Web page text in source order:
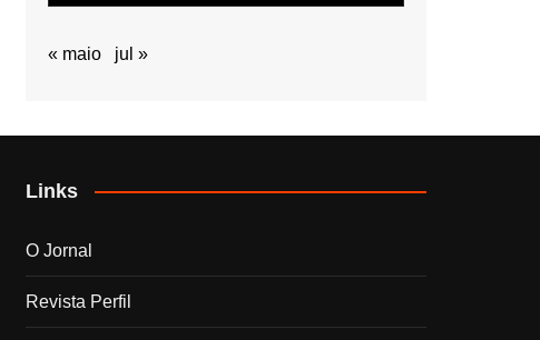
« maio jul »
Links
O Jornal
Revista Perfil